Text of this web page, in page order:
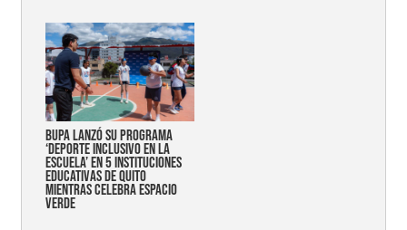
Bupa lanzó su programa
‘Deporte Inclusivo en la
Escuela’ en 5 instituciones
educativas de Quito
mientras celebra espacio
verde